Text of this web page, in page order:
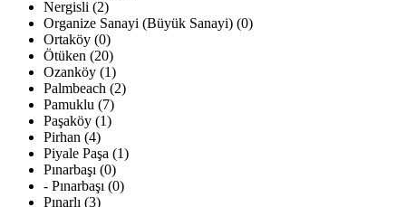
Nergisli (2)
Organize Sanayi (Büyük Sanayi) (0)
Ortaköy (0)
Ötüken (20)
Ozanköy (1)
Palmbeach (2)
Pamuklu (7)
Paşaköy (1)
Pirhan (4)
Piyale Paşa (1)
Pınarbaşı (0)
- Pınarbaşı (0)
Pınarlı (3)